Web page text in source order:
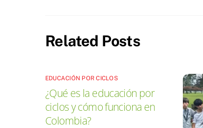
Related Posts
EDUCACIÓN POR CICLOS
¿Qué es la educación por
ciclos y cómo funciona en
Colombia?